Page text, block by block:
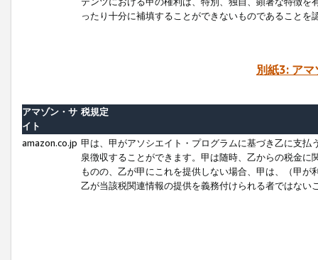
ったり十分に補填することができないものであることを
別紙3: ア
アマゾン・サ
イト
税規定
amazon.co.jp 甲は、甲がアソシエイト・プログラムに基づき乙に支
泉徴収することができます。甲は随時、乙からの税金
ものの、乙が甲にこれを提供しない場合、甲は、（甲
乙が当該税関連情報の提供を義務付けられる者ではな